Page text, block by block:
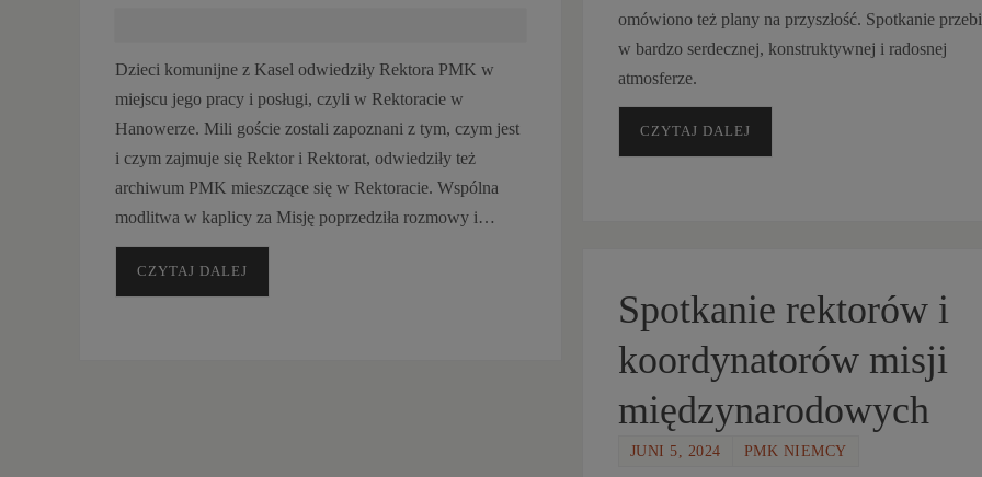
omówiono też plany na przyszłość. Spotkanie
w bardzo serdecznej, konstruktywnej i radosnej
atmosferze.
CZYTAJ DALEJ
Dzieci komunijne z Kasel odwiedziły Rektora PMK w
miejscu jego pracy i posługi, czyli w Rektoracie w
Hanowerze. Mili goście zostali zapoznani z tym, czym jest
i czym zajmuje się Rektor i Rektorat, odwiedziły też
archiwum PMK mieszczące się w Rektoracie. Wspólna
modlitwa w kaplicy za Misję poprzedziła rozmowy i…
CZYTAJ DALEJ
Spotkanie rektorów i
koordynatorów misji
międzynarodowych
JUNI 5, 2024 PMK NIEMCY